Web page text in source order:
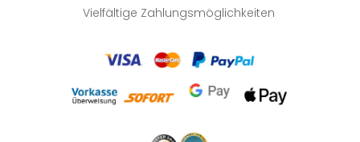
Vielfältige Zahlungsmöglichkeiten